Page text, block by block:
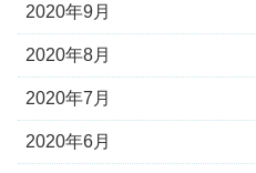
2020年9月
2020年8月
2020年7月
2020年6月